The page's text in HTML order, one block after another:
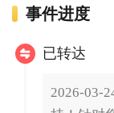
事件进度
已转达
2026-03-